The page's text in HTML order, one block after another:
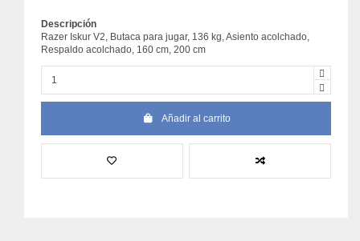
Descripción
Razer Iskur V2, Butaca para jugar, 136 kg, Asiento acolchado,
Respaldo acolchado, 160 cm, 200 cm
Añadir al carrito